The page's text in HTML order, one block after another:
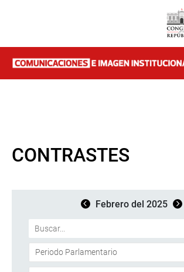
CONTRASTES
Febrero del 2025